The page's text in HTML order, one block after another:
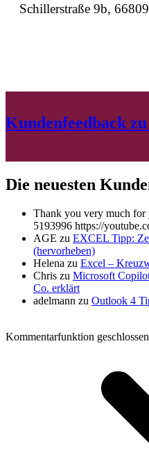
Schillerstraße 9b,
Kundenfeedback
Die neuesten
Thank you very much for
5193996 https://
AGE zu EXCEL Tipp:
(hervorheben)
Helena zu Excel –
Chris zu Microsoft
Co. erklärt
adelmann zu Outlook 4
Kommentarfunktion